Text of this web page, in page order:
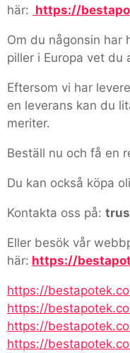
här: https://
Om du någonsin har
piller i Europa vet du
Eftersom vi har
en leverans kan du
meriter.
Beställ nu och få en
Du kan också köpa
Kontakta oss på:
Eller besök vår
här: https://
https://
https://
https://
https://